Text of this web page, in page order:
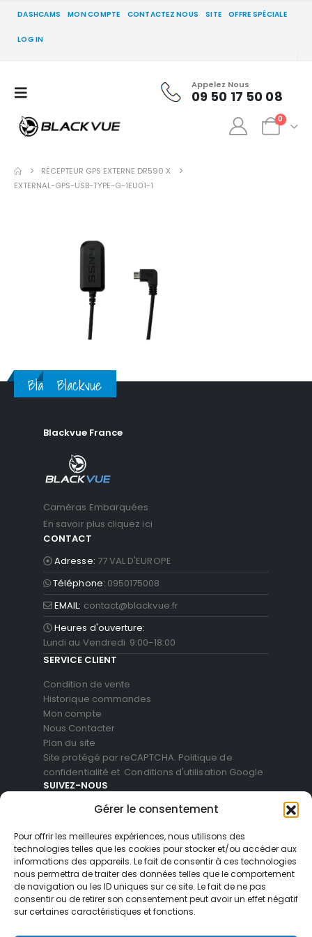
Gérer le consentement
Pour offrir les meilleures expériences, nous utilisons des
technologies telles que les cookies pour stocker et/ou accéder aux
informations des appareils. Le fait de consentir à ces technologies
nous permettra de traiter des données telles que le comportement
de navigation ou les ID uniques sur ce site. Le fait de ne pas
consentir ou de retirer son consentement peut avoir un effet négatif
sur certaines caractéristiques et fonctions.
DASHCAMS MON COMPTE CONTACTEZ NOUS SITE OFFRE SPÉCIALE
LOG IN
Appelez Nous
09 50 17 50 08
0
RÉCEPTEUR GPS EXTERNE DR590 X
EXTERNAL-GPS-USB-TYPE-G-1EU01-1
BlackvueBlackvue
Blackvue France
Caméras Embarquées
En savoir plus cliquez ici
CONTACT
Adresse: 77 VAL D'EUROPE
Téléphone: 0950175008
EMAIL: contact@blackvue.fr
Heures d'ouverture:
Lundi au Vendredi 9:00-18:00
SERVICE CLIENT
Condition de vente
Historique commandes
Mon compte
Nous Contacter
Plan du site
Site protégé par reCAPTCHA. Politique de
confidentialité et Conditions d'utilisation Google
SUIVEZ-NOUS